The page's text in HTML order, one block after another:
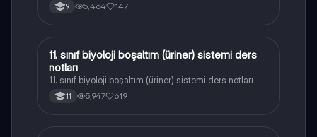
9 5,464 147
Biyoloji
11. sınıf biyoloji boşaltım (üriner) sistemi ders
notları
11. sınıf biyoloji boşaltım (üriner) sistemi ders notları
11 5,947 619